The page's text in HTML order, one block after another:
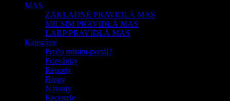
MAS
ZÁKLADNÉ PRAVIDLÁ MAS
MILSIM PRAVIDLÁ MAS
LARP PRAVIDLÁ MAS
Kategórie
Prečo milsim-portál?
Pozvánky
Reporty
Blogy
Návody
Recenzie